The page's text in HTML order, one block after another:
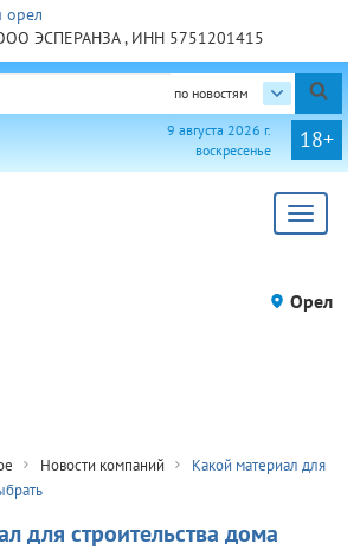
ЭСПЕРАНЗА , ИНН 5751201415
по новостям
18+
9 августа 2026 г.
воскресенье
Toggle
Орел
Новости компаний
Какой материал для
для строительства дома